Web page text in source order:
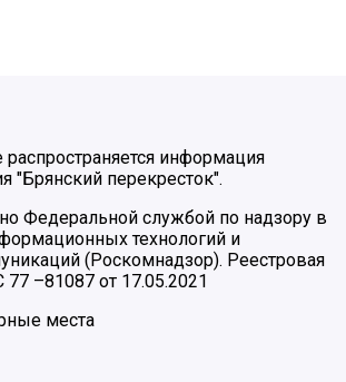
распространяется информация
"Брянский перекресток".
Федеральной службой по надзору в
технологий и
(Роскомнадзор). Реестровая
–81087 от 17.05.2021
места